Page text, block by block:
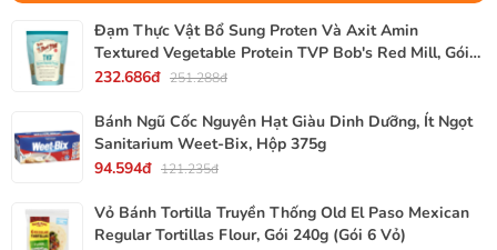
Đạm Thực Vật Bổ Sung Proten Và Axit Amin
Textured Vegetable Protein TVP Bob's Red Mill, Gói
340g, 12 Oz.
232.686đ 251.288đ
Bánh Ngũ Cốc Nguyên Hạt Giàu Dinh Dưỡng, Ít Ngọt
Sanitarium Weet-Bix, Hộp 375g
94.594đ 121.235đ
Vỏ Bánh Tortilla Truyền Thống Old El Paso Mexican
Regular Tortillas Flour, Gói 240g (Gói 6 Vỏ)